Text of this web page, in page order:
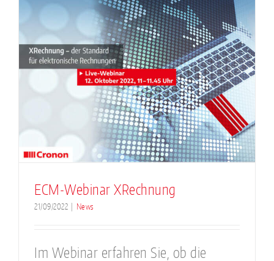
ECM-Webinar XRechnung
21/09/2022 News
Im Webinar erfahren Sie, ob die